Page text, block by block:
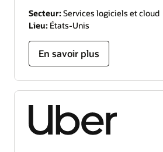
Secteur: Services logiciels et cloud
Lieu: États-Unis
En savoir plus